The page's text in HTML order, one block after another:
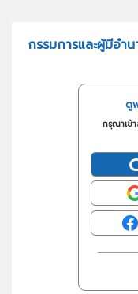
กรรมการและผู้มีอำ
ดู
กรุณาเข้